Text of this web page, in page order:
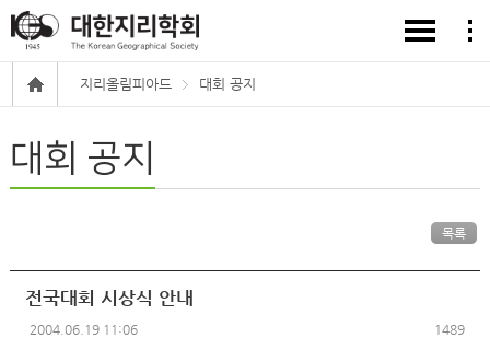
지리올림피아드 대회 공지
대회 공지
목록
전국대회 시상식 안내
2004.06.19 11:06 1489